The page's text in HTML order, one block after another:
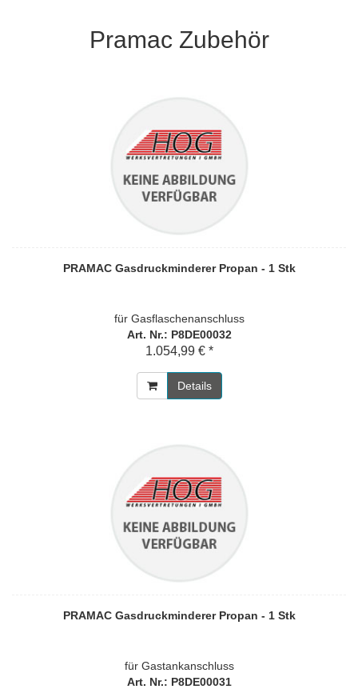
Pramac Zubehör
PRAMAC Gasdruckminderer Propan - 1 Stk
für Gasflaschenanschluss
Art. Nr.: P8DE00032
1.054,99 € *
Details
PRAMAC Gasdruckminderer Propan - 1 Stk
für Gastankanschluss
Art. Nr.: P8DE00031